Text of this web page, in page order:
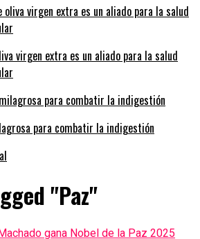
virgen extra es un aliado para la salud
para combatir la indigestión
"Paz"